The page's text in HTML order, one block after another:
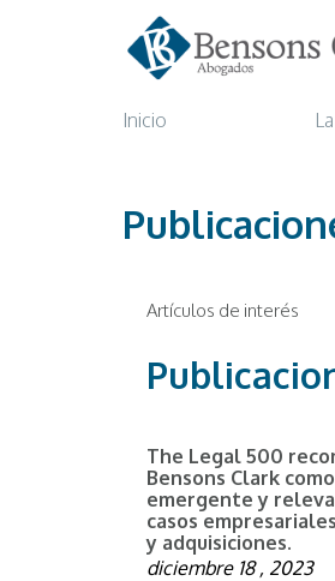
Inicio
Artículos de interés
The Legal 500
Bensons Clark
emergente y
casos
y adquisiciones.
diciembre 18 , 2023